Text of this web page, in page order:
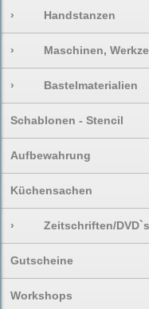
› Handstanzen
› Maschinen,
› Bastelmaterialien
Schablonen - Stencil
Aufbewahrung
Küchensachen
› Zeitschriften/DVD`s
Gutscheine
Workshops